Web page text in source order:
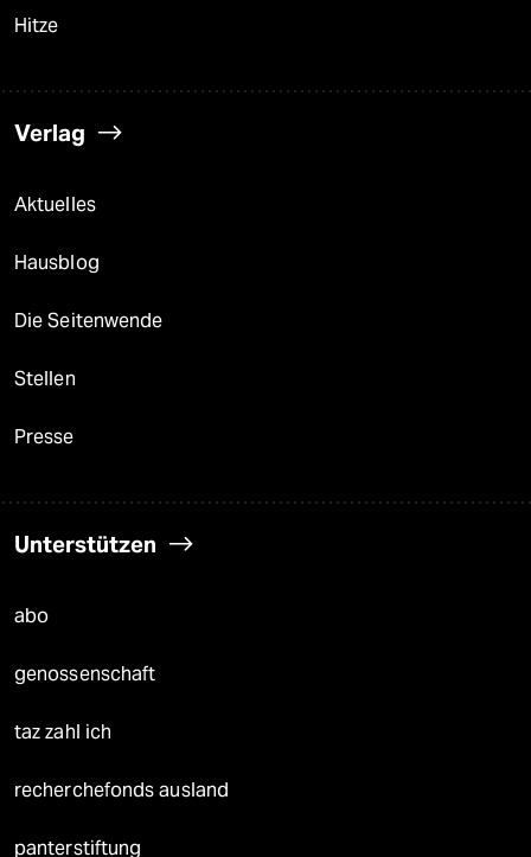
Hitze
Verlag
Aktuelles
Hausblog
Die Seitenwende
Stellen
Presse
Unterstützen
abo
genossenschaft
taz zahl ich
recherchefonds ausland
panterstiftung